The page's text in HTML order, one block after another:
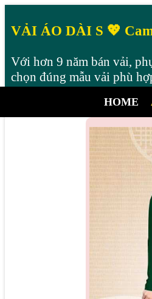
VẢI ÁO DÀI S 💖
Với hơn 9 năm bán vải,
chọn đúng mẫu vải phù
HOME